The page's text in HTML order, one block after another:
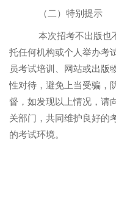
（二）特别提示
本次招考不出版也
托任何机构或个人举办考
员考试培训、网站或出版
性对待，避免上当受骗，
督，如发现以上情况，请
关部门，共同维护良好的
的考试环境。